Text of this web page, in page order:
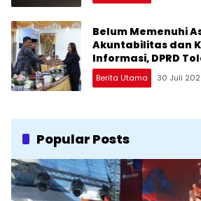
Belum Memenuhi
Akuntabilitas dan
Informasi, DPRD
2025
Berita Utama 30 Juli
Popular Posts